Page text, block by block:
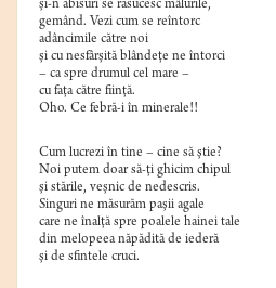
şi-n abisuri se răsucesc mâlurile,
gemând. Vezi cum se reîntorc
adâncimile către noi
şi cu nesfârşită blândeţe ne întorci
– ca spre drumul cel mare –
cu faţa către fiinţă.
Oho. Ce febră-i în minerale!!
Cum lucrezi în tine – cine să ştie?
Noi putem doar să-ţi ghicim chipul
şi stările, veşnic de nedescris.
Singuri ne măsurăm paşii agale
care ne înalţă spre poalele hainei tale
din melopeea năpădită de iederă
şi de sfintele cruci.